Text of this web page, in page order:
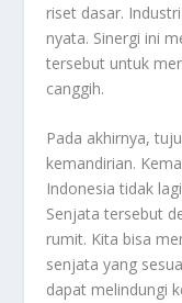
riset dasar.
nyata. Sinergi ini
tersebut untuk
canggih.
Pada akhirnya,
kemandirian.
Indonesia tidak
Senjata tersebut
rumit. Kita bisa
senjata yang
dapat melindungi